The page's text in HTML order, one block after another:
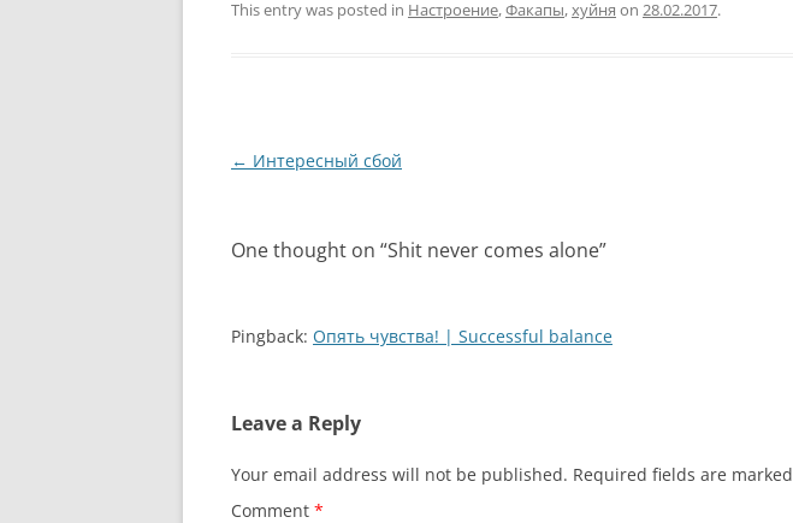
This entry was posted in Настроение,Факапы,хуйня on 28.02.2017.
Post
← Интересный сбой
One thought on “Shit never comes alone”
Pingback: Опять чувства! | Successful balance
Leave a Reply
Your email address will not be published. Required fields are marked
Comment *